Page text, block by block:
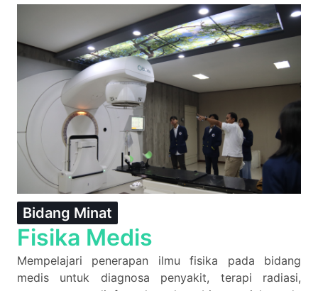
Bidang Minat
Fisika Medis
Mempelajari penerapan ilmu fisika pada bidang
medis untuk diagnosa penyakit, terapi radiasi,